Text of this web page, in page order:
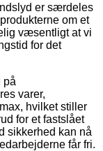
er særdeles
om et
væsentligt at vi
for det
på
varer,
hvilket stiller
for et fastslået
sikkerhed kan nå
får fri.